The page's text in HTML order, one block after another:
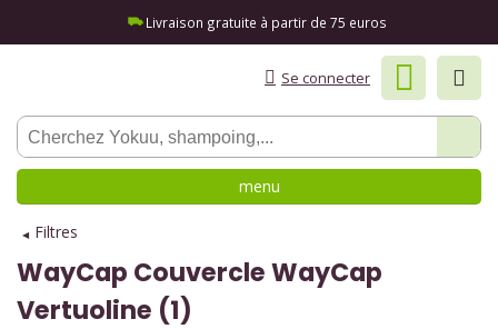
Livraison gratuite à partir de 75 euros
Se connecter
menu
Filtres
WayCap Couvercle WayCap
Vertuoline (1)